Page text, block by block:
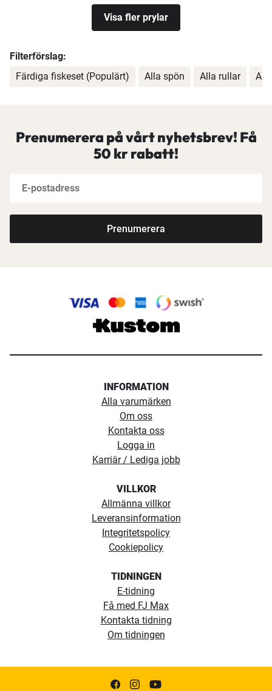
Visa fler prylar
Filterförslag:
Färdiga fiskeset (Populärt)
Alla spön Alla rullar
Prenumerera på vårt nyhetsbrev! Få
50 kr rabatt!
Prenumerera
INFORMATION
Alla varumärken
Om oss
Kontakta oss
Logga in
Karriär / Lediga jobb
VILLKOR
Allmänna villkor
Leveransinformation
Integritetspolicy
Cookiepolicy
TIDNINGEN
E-tidning
Få med FJ Max
Kontakta tidning
Om tidningen